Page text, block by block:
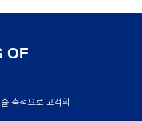
OF
축척으로 고객의